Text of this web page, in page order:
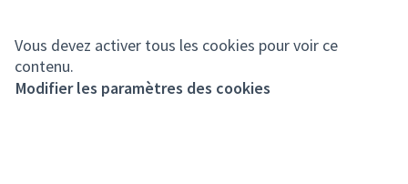
Vous devez activer tous les cookies pour voir ce
contenu.
Modifier les paramètres des cookies